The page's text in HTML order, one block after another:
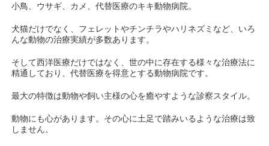
小鳥、ウサギ、カメ、代替医療のキキ動物病院。
犬猫だけでなく、フェレットやチンチラやハリネズミなど、いろ
んな動物の治療実績が多数あります。
そして西洋医療だけではなく、世の中に存在する様々な治療法に
精通しており、代替医療を得意とする動物病院です。
最大の特徴は動物や飼い主様の心を癒やすような診察スタイル。
動物にも心があります。その心に土足で踏みいるような治療は致
しません。